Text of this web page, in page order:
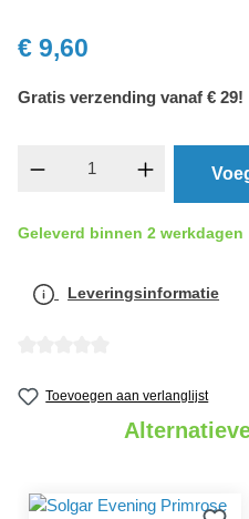
€ 9,60
Gratis verzending vanaf € 29!
Geleverd binnen 2 werkdagen
Leveringsinformatie
Toevoegen aan verlanglijst